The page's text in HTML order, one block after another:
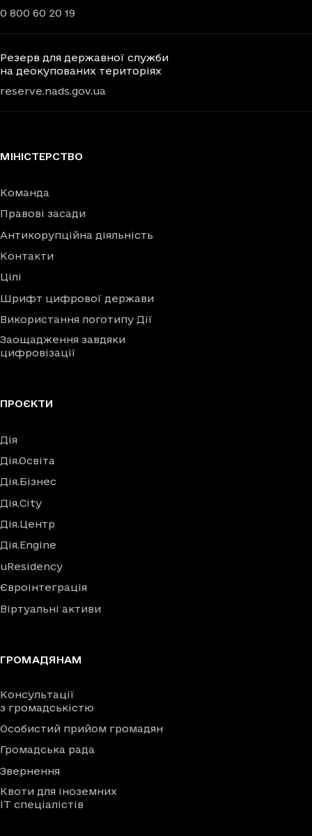
0 800 60 20 19
Резерв для державної служби
на деокупованих територіях
reserve.nads.gov.ua
МІНІСТЕРСТВО
Команда
Правові засади
Антикорупційна діяльність
Контакти
Цілі
Шрифт цифрової держави
Використання логотипу Дії
Заощадження завдяки
цифровізації
ПРОЄКТИ
Дія
Дія.Освіта
Дія.Бізнес
Дія.City
Дія.Центр
Дія.Engine
uResidency
Євроінтеграція
Віртуальні активи
ГРОМАДЯНАМ
Консультації
з громадськістю
Особистий прийом громадян
Громадська рада
Звернення
Квоти для іноземних
IT спеціалістів